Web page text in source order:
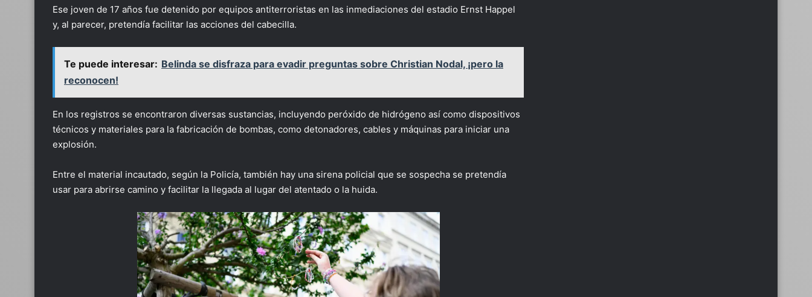
Ese joven de 17 años fue detenido por equipos antiterroristas en las inmediaciones del estadio Ernst Happel
y, al parecer, pretendía facilitar las acciones del cabecilla.
Te puede interesar: Belinda se disfraza para evadir preguntas sobre Christian Nodal, ¡pero la
reconocen!
En los registros se encontraron diversas sustancias, incluyendo peróxido de hidrógeno así como dispositivos
técnicos y materiales para la fabricación de bombas, como detonadores, cables y máquinas para iniciar una
explosión.
Entre el material incautado, según la Policía, también hay una sirena policial que se sospecha se pretendía
usar para abrirse camino y facilitar la llegada al lugar del atentado o la huida.